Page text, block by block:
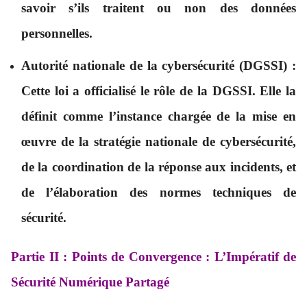
savoir s’ils traitent ou non des données
personnelles.
Autorité nationale de la cybersécurité (DGSSI) :
Cette loi a officialisé le rôle de la DGSSI. Elle la
définit comme l’instance chargée de la mise en
œuvre de la stratégie nationale de cybersécurité,
de la coordination de la réponse aux incidents, et
de l’élaboration des normes techniques de
sécurité.
Partie II : Points de Convergence : L’Impératif de
Sécurité Numérique Partagé